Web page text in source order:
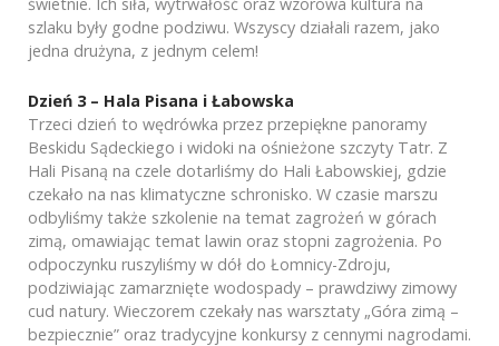
szlaku były godne podziwu. Wszyscy działali razem, jako
jedna drużyna, z jednym celem!
Dzień 3 – Hala Pisana i Łabowska
Trzeci dzień to wędrówka przez przepiękne panoramy
Beskidu Sądeckiego i widoki na ośnieżone szczyty Tatr. Z
Hali Pisaną na czele dotarliśmy do Hali Łabowskiej, gdzie
czekało na nas klimatyczne schronisko. W czasie marszu
odbyliśmy także szkolenie na temat zagrożeń w górach
zimą, omawiając temat lawin oraz stopni zagrożenia. Po
odpoczynku ruszyliśmy w dół do Łomnicy-Zdroju,
podziwiając zamarznięte wodospady – prawdziwy zimowy
cud natury. Wieczorem czekały nas warsztaty „Góra zimą –
bezpiecznie” oraz tradycyjne konkursy z cennymi nagrodami.